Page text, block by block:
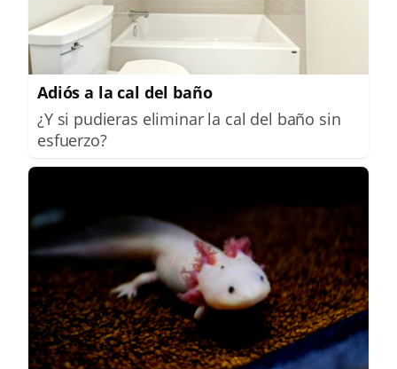
Adiós a la cal del baño
¿Y si pudieras eliminar la cal del baño sin
esfuerzo?